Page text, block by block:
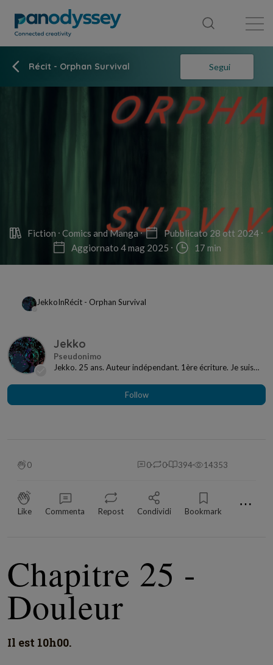
Récit - Orphan Survival Segui
Fiction Comics and Manga
Pubblicato 28 ott 2024
Aggiornato 4 mag 2025
17 min
JekkoInRécit - Orphan Survival
Jekko
Jekko. 25 ans. Auteur indépendant. 1ère écriture. Je suis
Follow
0 0 0 394 14353
Like Commenta Repost Condividi Bookmark ⋯
Chapitre 25 -
Douleur
Il est 10h00.